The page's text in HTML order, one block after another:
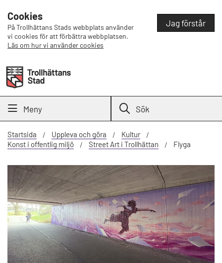
Cookies
På Trollhättans Stads webbplats använder
vi cookies för att förbättra webbplatsen.
Läs om hur vi använder cookies
Jag förstår
Meny Sök
Startsida Uppleva och göra
Kultur
Konst i offentlig miljö
Street Art i Trollhättan Flyga